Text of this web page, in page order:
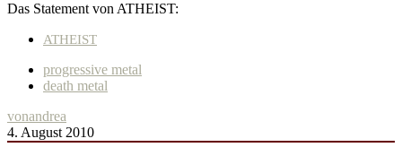
Das Statement von ATHEIST:
ATHEIST
progressive metal
death metal
vonandrea
4. August 2010